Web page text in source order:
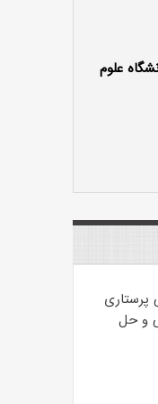
علوم
پرستاری
و حل